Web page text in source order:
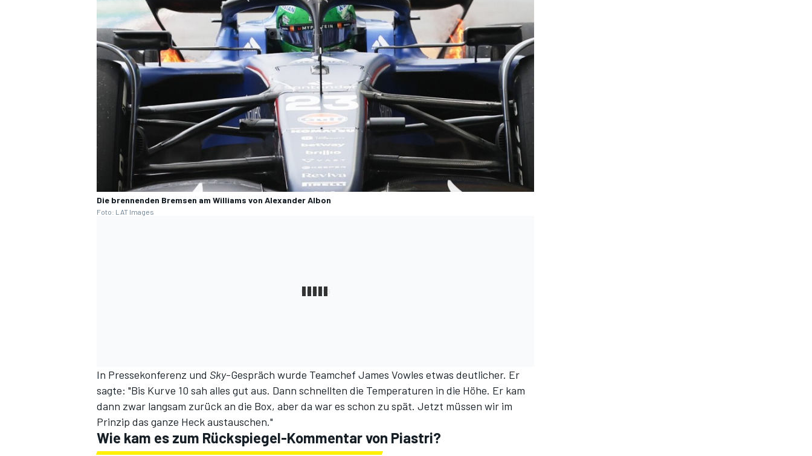
Die brennenden Bremsen am Williams von Alexander Albon
Foto: LAT Images
In Pressekonferenz und Sky-Gespräch wurde Teamchef James Vowles etwas deutlicher. Er
sagte: "Bis Kurve 10 sah alles gut aus. Dann schnellten die Temperaturen in die Höhe. Er kam
dann zwar langsam zurück an die Box, aber da war es schon zu spät. Jetzt müssen wir im
Prinzip das ganze Heck austauschen."
Wie kam es zum Rückspiegel-Kommentar von Piastri?